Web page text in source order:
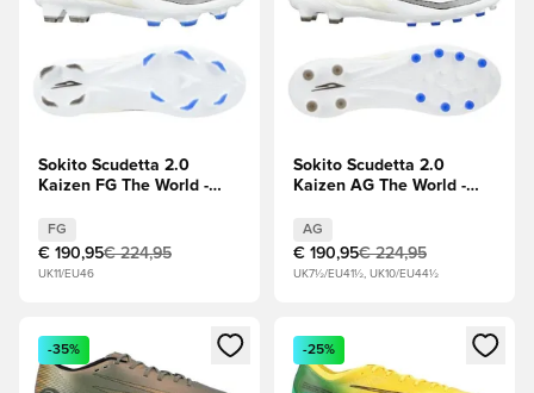
Sokito Scudetta 2.0
Kaizen FG The World -
FG
€ 190,95€ 224,95
UK11/EU46
Sokito Scudetta 2.0
Kaizen AG The World -
AG
€ 190,95€ 224,95
UK7½/EU41½, UK10/EU44½
Öffnet ein Fenster zum Anmelden oder Registrieren als
-35%
Öffnet ein Fenster zum
-25%